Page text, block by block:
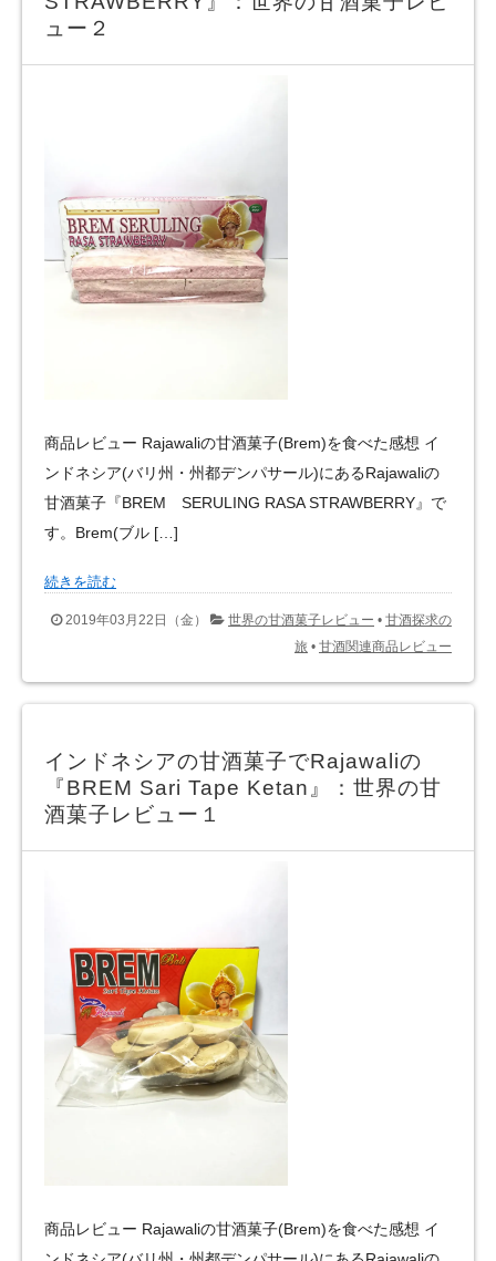
ュー２
商品レビュー Rajawaliの甘酒菓子(Brem)を食べた感想 イ
ンドネシア(バリ州・州都デンパサール)にあるRajawaliの
甘酒菓子『BREM SERULING RASA STRAWBERRY』で
す。Brem(ブル […]
続きを読む
2019年03月22日（金） 世界の甘酒菓子レビュー • 甘酒探求の
旅 • 甘酒関連商品レビュー
インドネシアの甘酒菓子でRajawaliの
『BREM Sari Tape Ketan』：世界の甘
酒菓子レビュー１
商品レビュー Rajawaliの甘酒菓子(Brem)を食べた感想 イ